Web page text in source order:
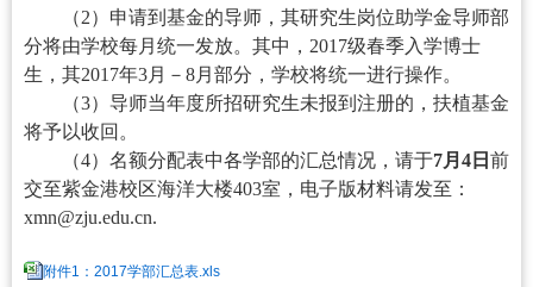
（2）申请到基金的导师，其研究生岗位助学金导师部
分将由学校每月统一发放。其中，2017级春季入学博士
生，其2017年3月－8月部分，学校将统一进行操作。
（3）导师当年度所招研究生未报到注册的，扶植基金
将予以收回。
（4）名额分配表中各学部的汇总情况，请于7月4日 前
交至紫金港校区海洋大楼403室，电子版材料请发至：
xmn@zju.edu.cn.
附件1：2017学部汇总表.xls